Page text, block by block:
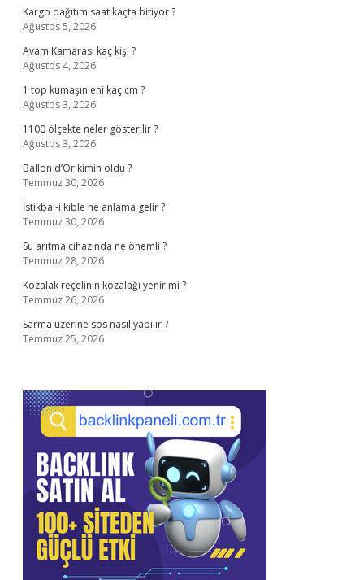
Kargo dağıtım saat kaçta bitiyor ?
Ağustos 5, 2026
Avam Kamarası kaç kişi ?
Ağustos 4, 2026
1 top kumaşın eni kaç cm ?
Ağustos 3, 2026
1100 ölçekte neler gösterilir ?
Ağustos 3, 2026
Ballon d’Or kimin oldu ?
Temmuz 30, 2026
İstikbal-i kıble ne anlama gelir ?
Temmuz 30, 2026
Su arıtma cihazında ne önemli ?
Temmuz 28, 2026
Kozalak reçelinin kozalağı yenir mi ?
Temmuz 26, 2026
Sarma üzerine sos nasıl yapılır ?
Temmuz 25, 2026